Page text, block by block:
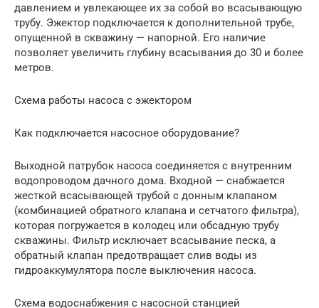
давлением и увлекающее их за собой во всасывающую
трубу. Эжектор подключается к дополнительной трубе,
опущенной в скважину — напорной. Его наличие
позволяет увеличить глубину всасывания до 30 и более
метров.
Схема работы насоса с эжектором
Как подключается насосное оборудование?
Выходной патрубок насоса соединяется с внутренним
водопроводом дачного дома. Входной — снабжается
жесткой всасывающей трубой с донным клапаном
(комбинацией обратного клапана и сетчатого фильтра),
которая погружается в колодец или обсадную трубу
скважины. Фильтр исключает всасывание песка, а
обратный клапан предотвращает слив воды из
гидроаккумулятора после выключения насоса.
Схема водоснабжения с насосной станцией